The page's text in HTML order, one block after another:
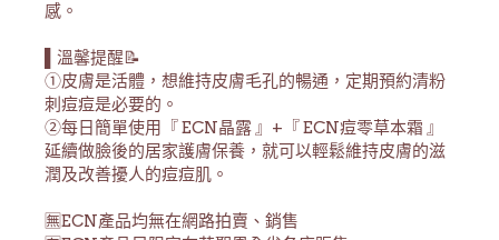
感。
▌溫馨提醒📝
①皮膚是活體，想維持皮膚毛孔的暢通，定期預約清粉
刺痘痘是必要的。
②每日簡單使用『 ECN晶露 』+『 ECN痘零草本霜 』
延續做臉後的居家護膚保養，就可以輕鬆維持皮膚的滋
潤及改善擾人的痘痘肌。
🈚ECN產品均無在網路拍賣、銷售